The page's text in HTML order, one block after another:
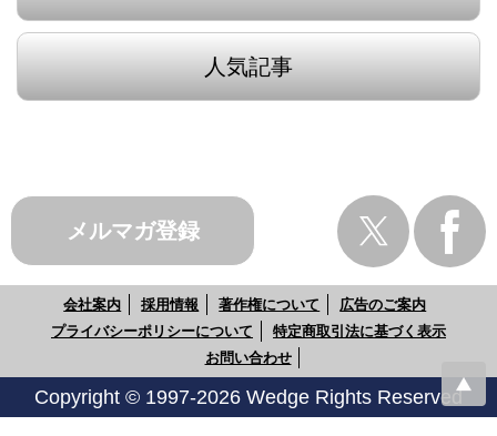
人気記事
メルマガ登録
会社案内 採用情報 著作権について
広告のご案内
プライバシーポリシーについて
特定商取引法に基づく表示
お問い合わせ
Copyright © 1997-2026 Wedge Rights Reserved